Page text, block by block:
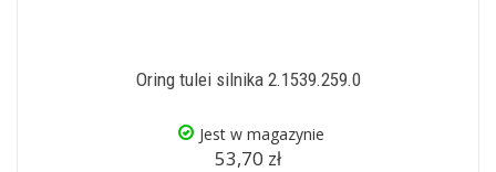
Oring tulei silnika 2.1539.259.0
Jest w magazynie
53,70 zł